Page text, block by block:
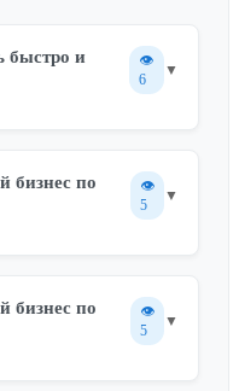
быстро и
👁️
6
▼
бизнес по
👁️
5
▼
бизнес по
👁️
5
▼